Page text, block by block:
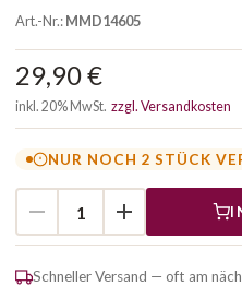
Art.-Nr.:MMD14605
29,90 €
inkl. 20% MwSt. zzgl. Versandkosten
NUR NOCH 2 STÜCK
Schneller Versand — oft am